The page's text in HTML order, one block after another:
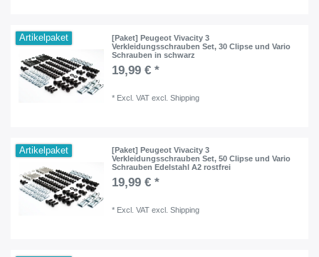
Artikelpaket
[Paket] Peugeot Vivacity 3
Verkleidungsschrauben Set, 30 Clipse und Vario
Schrauben in schwarz
19,99 € *
* Excl. VAT excl.Shipping
Artikelpaket
[Paket] Peugeot Vivacity 3
Verkleidungsschrauben Set, 50 Clipse und Vario
Schrauben Edelstahl A2 rostfrei
19,99 € *
* Excl. VAT excl.Shipping